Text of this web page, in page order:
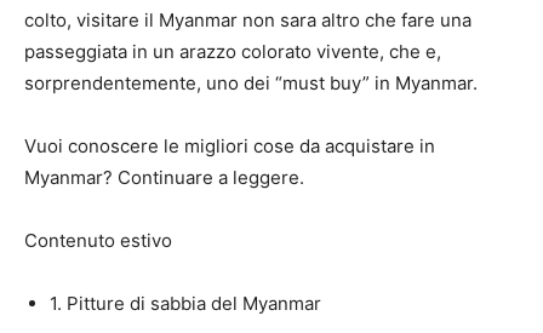
colto, visitare il Myanmar non sara altro che fare una
passeggiata in un arazzo colorato vivente, che e,
sorprendentemente, uno dei “must buy” in Myanmar.
Vuoi conoscere le migliori cose da acquistare in
Myanmar? Continuare a leggere.
Contenuto estivo
1. Pitture di sabbia del Myanmar